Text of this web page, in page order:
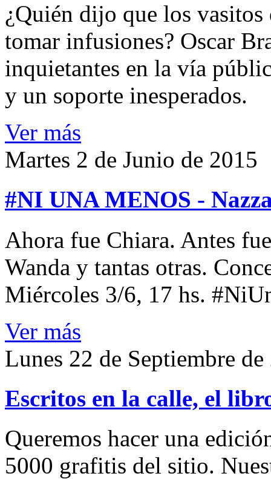
¿Quién dijo que los
tomar infusiones? Oscar
inquietantes en la vía
y un soporte inesperados.
Ver más
Martes 2 de Junio de 2015
#NI UNA MENOS -
Ahora fue Chiara. Antes
Wanda y tantas otras.
Miércoles 3/6, 17 hs.
Ver más
Lunes 22 de Septiembre
Escritos en la calle, el
Queremos hacer una
5000 grafitis del sitio.